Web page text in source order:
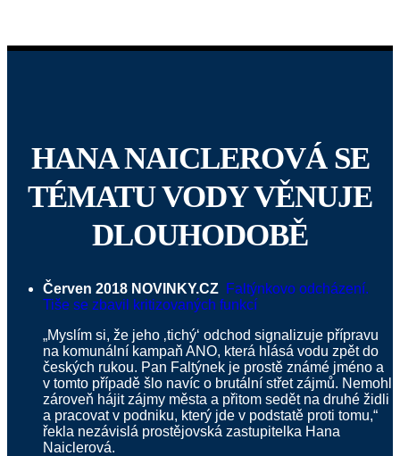
HANA NAICLEROVÁ SE
TÉMATU VODY VĚNUJE
DLOUHODOBĚ
Červen 2018 NOVINKY.CZ Faltýnkovo odcházení.
Tiše se zbavil kritizovaných funkcí
„Myslím si, že jeho ‚tichý‘ odchod signalizuje přípravu
na komunální kampaň ANO, která hlásá vodu zpět do
českých rukou. Pan Faltýnek je prostě známé jméno a
v tomto případě šlo navíc o brutální střet zájmů. Nemohl
zároveň hájit zájmy města a přitom sedět na druhé židli
a pracovat v podniku, který jde v podstatě proti tomu,“
řekla nezávislá prostějovská zastupitelka Hana
Naiclerová.